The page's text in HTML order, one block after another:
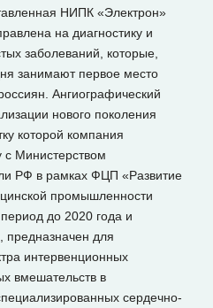
НИПК «Электрон»
на диагностику и
заболеваний, которые,
занимают первое место
Ангиографический
нового поколения
которой компания
с Министерством
РФ в рамках ФЦП «Развитие
промышленности
до 2020 года и
предназначен для
интервенционных
вмешательств в
сердечно-